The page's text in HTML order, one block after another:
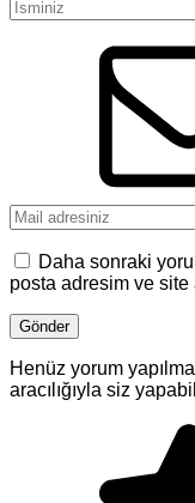
Daha sonraki
posta adresim ve site
Henüz yorum
aracılığıyla siz